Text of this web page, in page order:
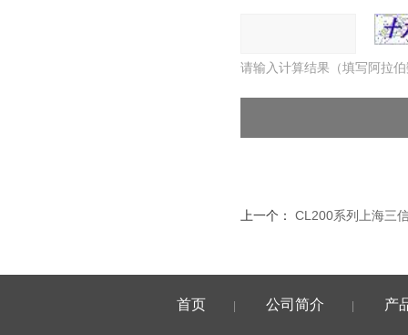
请输入计算结果（填写阿拉
上一个： CL200系列上海三
首页 公司简介 产